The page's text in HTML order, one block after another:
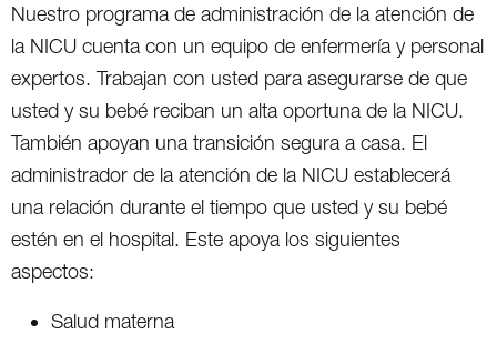
Nuestro programa de administración de la atención de
la NICU cuenta con un equipo de enfermería y personal
expertos. Trabajan con usted para asegurarse de que
usted y su bebé reciban un alta oportuna de la NICU.
También apoyan una transición segura a casa. El
administrador de la atención de la NICU establecerá
una relación durante el tiempo que usted y su bebé
estén en el hospital. Este apoya los siguientes
aspectos:
Salud materna